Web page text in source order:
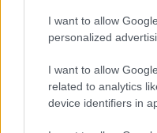
I want to allow
personalized
I want to allow
related to analytics
device identifiers in
2004Μεγάλος
αναδεικνύεται το
«Φαρενάιτ 9/11»